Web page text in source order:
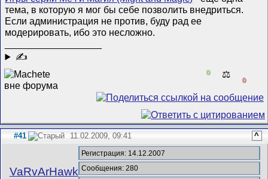
тема, в которую я мог бы себе позволить внедриться.
Если администрация не против, буду рад ее
модерировать, ибо это несложно.
✍
0 ⚖️
0
#41 11.02.2009, 09:41 ^
VaRvArHawk
Регистрация: 14.12.2007
Сообщения: 280